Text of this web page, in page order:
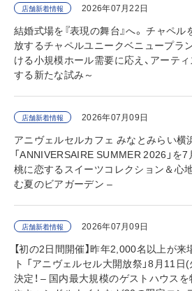
店舗新着情報 2026年07月22日
結婚式場を『表現の舞台』へ。 チャペ
放するチャペルユニークベニュープラ
ける小規模ホール需要に応え、アーテ
する新たな試み～
店舗新着情報 2026年07月09日
アニヴェルセルカフェ みなとみらい横
「ANNIVERSAIRE SUMMER 2026」を
桃に恋するスイーツコレクション＆心
む夏のビアガーデン –
店舗新着情報 2026年07月09日
【初の2日間開催】昨年2,000名以上が
ト 「アニヴェルセル大開放祭」8月11日
決定！ – 国内最大規模のゲストハウス